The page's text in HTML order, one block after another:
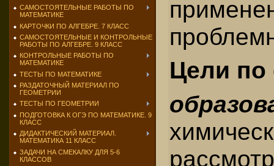
САМОСТОЯТЕЛЬНЫЕ РАБОТЫ ПО
МАТЕМАТИКЕ
КАРТОЧКИ ПО АЛГЕБРЕ. 7 КЛАСС
САМОСТОЯТЕЛЬНЫЕ И КОНТРОЛЬНЫЕ
РАБОТЫ ПО АЛГЕБРЕ. 9 КЛАСС
КОНТРОЛЬНЫЕ РАБОТЫ ПО
МАТЕМАТИКЕ
ТЕСТЫ ПО МАТЕМАТИКЕ
РАЗДАТОЧНЫЙ МАТЕРИАЛ ПО
ГЕОМЕТРИИ
ТЕСТЫ ПО ГЕОМЕТРИИ
ПОДГОТОВКА К ОГЭ ПО МАТЕМАТИКЕ. 9
КЛАСС
ДИДАКТИЧЕСКИЙ МАТЕРИАЛ.
МАТЕМАТИКА 11 КЛАСС
ЗАДАЧИ НА СМЕКАЛКУ ДЛЯ 5-6
КЛАССОВ
Цели